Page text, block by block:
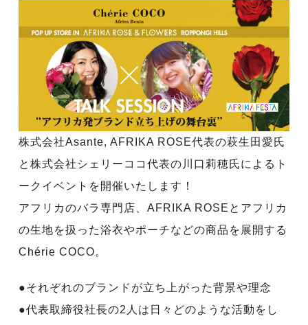
株式会社Asante, AFRIKA ROSE代表の萩生田愛氏
と株式会社シェリーココ代表の川口莉穂氏によるト
ークイベントを開催いたします！
アフリカのバラ専門店、AFRIKA ROSEとアフリカ
の生地を扱った浴衣やポーチなどの商品を展開する
Chérie COCO。
●それぞれのブランドが立ち上がった背景や理念
●代表取締役社長の2人は日々どのような活動をし